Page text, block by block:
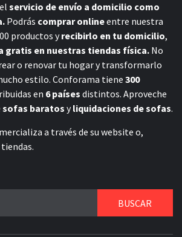
servicio de envío a domicilio como
Podrás comprar onlineentre nuestra
productos yrecibirlo en tu domicilio,
gratis en nuestras tiendas física. No
o renovar tu hogar y transformarlo
estilo. Conforama tiene 300
en 6 países distintos. Aproveche
sofas baratos yliquidaciones de sofas.
a través de su website o,